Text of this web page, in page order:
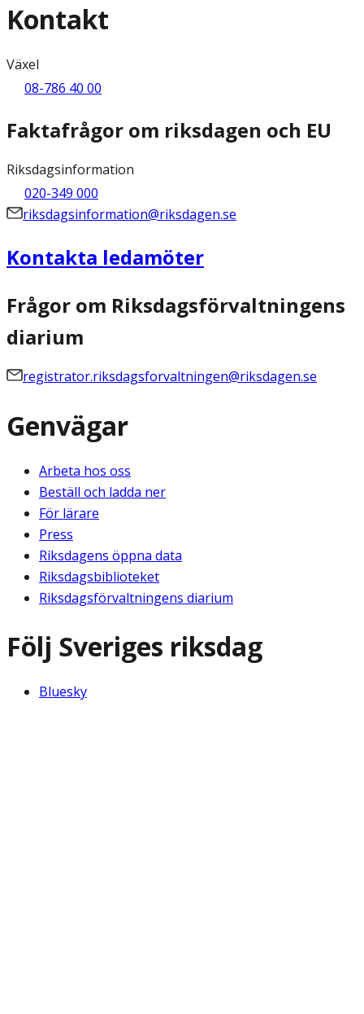
Kontakt
Växel
08-786 40 00
Faktafrågor om riksdagen och EU
Riksdagsinformation
020-349 000
riksdagsinformation@riksdagen.se
Kontakta ledamöter
Frågor om Riksdagsförvaltningens
diarium
registrator.riksdagsforvaltningen@riksdagen.se
Genvägar
Arbeta hos oss
Beställ och ladda ner
För lärare
Press
Riksdagens öppna data
Riksdagsbiblioteket
Riksdagsförvaltningens diarium
Följ Sveriges riksdag
Bluesky